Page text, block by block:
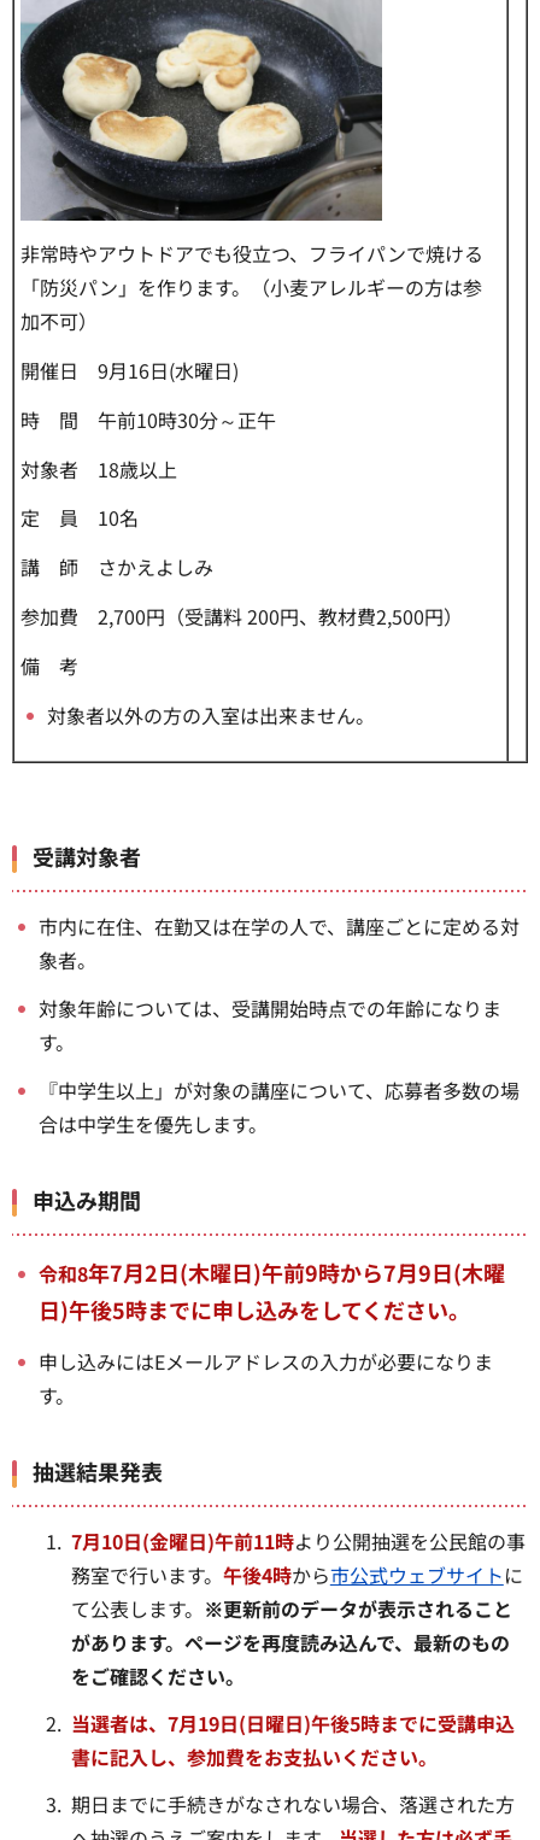
非常時やアウトドアでも役立つ、フライパンで焼ける
「防災パン」を作ります。（小麦アレルギーの方は参
加不可）
開催日 9月16日(水曜日)
時 間 午前10時30分～正午
対象者 18歳以上
定 員 10名
講 師 さかえよしみ
参加費 2,700円（受講料 200円、教材費2,500円）
備 考
対象者以外の方の入室は出来ません。
受講対象者
市内に在住、在勤又は在学の人で、講座ごとに定める対
象者。
対象年齢については、受講開始時点での年齢になりま
す。
『中学生以上」が対象の講座について、応募者多数の場
合は中学生を優先します。
申込み期間
令和8年7月2日(木曜日)午前9時から7月9日(木曜
日)午後5時までに申し込みをしてください。
申し込みにはEメールアドレスの入力が必要になりま
す。
抽選結果発表
7月10日(金曜日)午前11時より公開抽選を公民館の事
務室で行います。 午後4時から市公式ウェブサイトに
て公表します。 ※更新前のデータが表示されること
があります。ページを再度読み込んで、最新のもの
をご確認ください。
当選者は、7月19日(日曜日)午後5時までに受講申込
書に記入し、参加費をお支払いください。
期日までに手続きがなされない場合、落選された方